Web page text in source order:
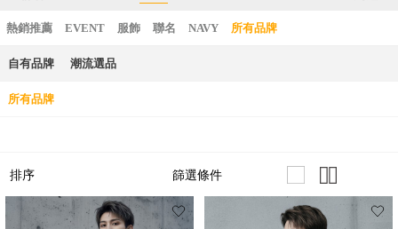
熱銷推薦 EVENT 服飾 聯名 NAVY 所有品牌
自有品牌 潮流選品
所有品牌
排序 篩選條件